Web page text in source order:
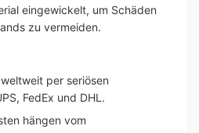
eingewickelt, um Schäden
zu vermeiden.
per seriösen
FedEx und DHL.
hängen vom